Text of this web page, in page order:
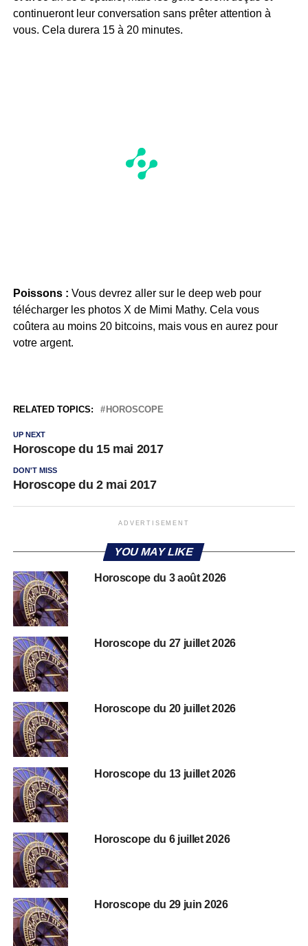
continueront leur conversation sans prêter attention à
vous. Cela durera 15 à 20 minutes.
Poissons : Vous devrez aller sur le deep web pour
télécharger les photos X de Mimi Mathy. Cela vous
coûtera au moins 20 bitcoins, mais vous en aurez pour
votre argent.
RELATED TOPICS: HOROSCOPE
UP NEXT
Horoscope du 15 mai 2017
DON'T MISS
Horoscope du 2 mai 2017
ADVERTISEMENT
YOU MAY LIKE
Horoscope du 3 août 2026
Horoscope du 27 juillet 2026
Horoscope du 20 juillet 2026
Horoscope du 13 juillet 2026
Horoscope du 6 juillet 2026
Horoscope du 29 juin 2026